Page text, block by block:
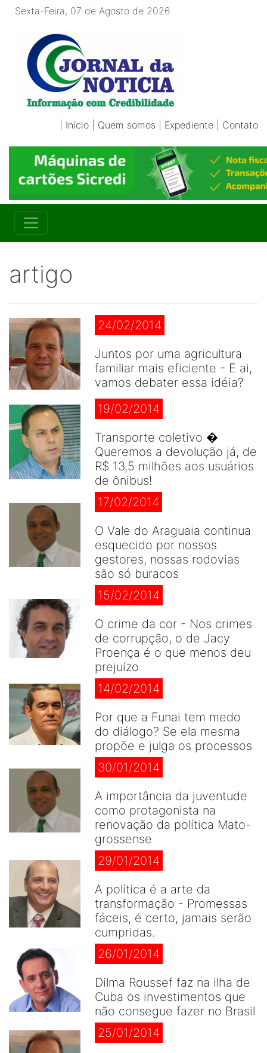
Sexta-Feira, 07 de Agosto de 2026
Início Quem somos Expediente Contato
artigo
24/02/2014
Juntos por uma agricultura
familiar mais eficiente - E ai,
vamos debater essa idéia?
19/02/2014
Transporte coletivo �
Queremos a devolução já, de
R$ 13,5 milhões aos usuários
de ônibus!
17/02/2014
O Vale do Araguaia continua
esquecido por nossos
gestores, nossas rodovias
são só buracos
15/02/2014
O crime da cor - Nos crimes
de corrupção, o de Jacy
Proença é o que menos deu
prejuízo
14/02/2014
Por que a Funai tem medo
do diálogo? Se ela mesma
propõe e julga os processos
30/01/2014
A importância da juventude
como protagonista na
renovação da política Mato-
grossense
29/01/2014
A política é a arte da
transformação - Promessas
fáceis, é certo, jamais serão
cumpridas.
26/01/2014
Dilma Roussef faz na ilha de
Cuba os investimentos que
não consegue fazer no Brasil
25/01/2014